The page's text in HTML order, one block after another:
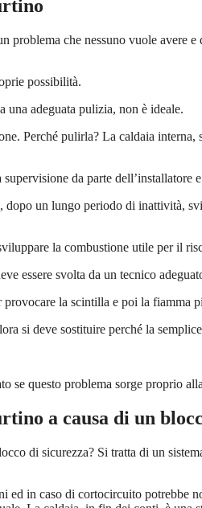
che nessuno vuole avere e
possibilità.
una adeguata pulizia, non è ideale.
Perché pulirla? La caldaia
da parte dell’installatore
un lungo periodo di inattività,
la combustione utile per il
essere svolta da un tecnico
la scintilla e poi la fiamma
si deve sostituire perché la semplice
questo problema sorge proprio
a causa di un
di sicurezza? Si tratta di un
ed in caso di cortocircuito